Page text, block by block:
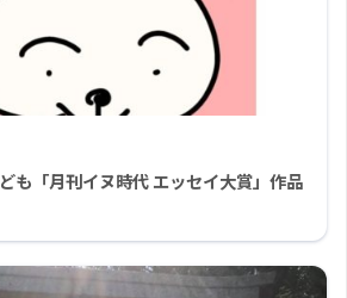
も「月刊イヌ時代 エッセイ大賞」作品